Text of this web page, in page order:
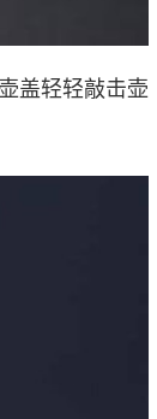
盖轻轻敲击壶